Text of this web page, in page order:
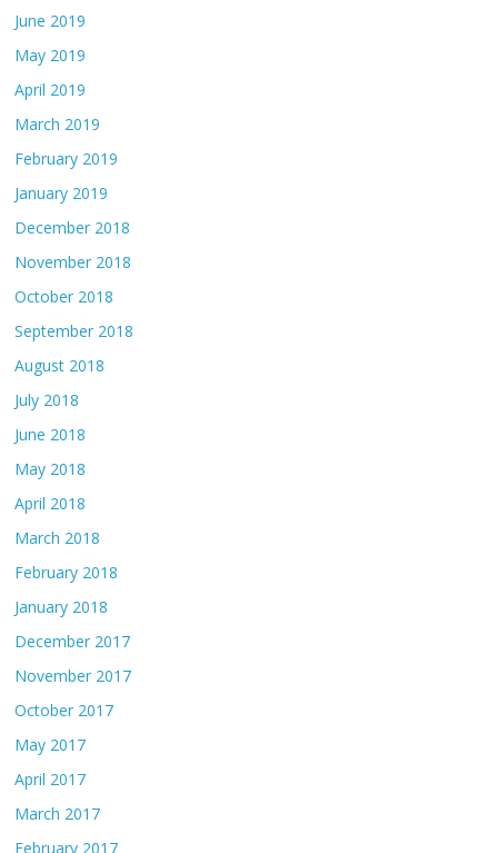
June 2019
May 2019
April 2019
March 2019
February 2019
January 2019
December 2018
November 2018
October 2018
September 2018
August 2018
July 2018
June 2018
May 2018
April 2018
March 2018
February 2018
January 2018
December 2017
November 2017
October 2017
May 2017
April 2017
March 2017
February 2017